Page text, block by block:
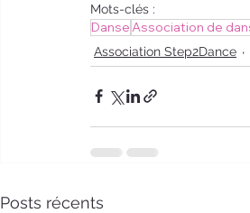
Mots-clés :
Danse Association de
Association Step2Dance
Posts récents